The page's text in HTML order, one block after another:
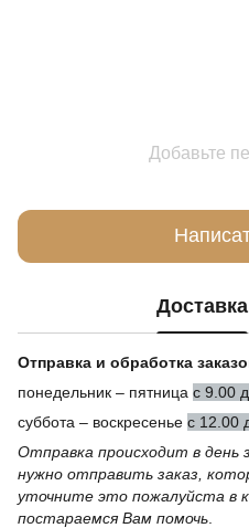
Добавьте
Доставка
Отправка и обработка
понедельник – пятница с 9.00
суббота – воскресенье с 12.00
Отправка происходит в день
нужно отправить заказ,
уточните это пожалуйста в
постараемся Вам помочь